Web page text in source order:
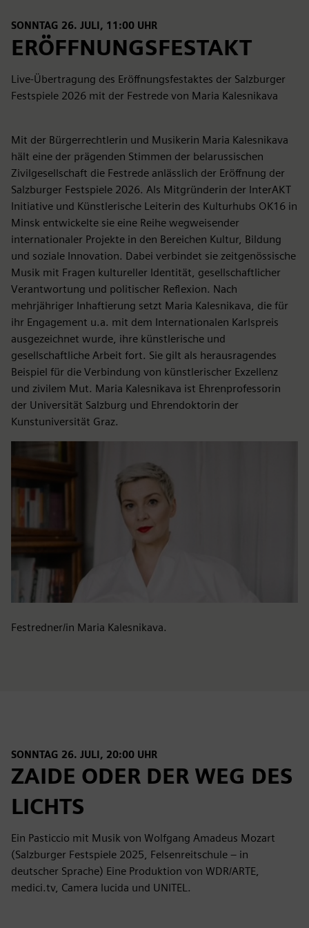
SONNTAG 26. JULI, 11:00 UHR
ERÖFFNUNGSFESTAKT
Live-Übertragung des Eröffnungsfestaktes der Salzburger
Festspiele 2026 mit der Festrede von Maria Kalesnikava
Mit der Bürgerrechtlerin und Musikerin Maria Kalesnikava
hält eine der prägenden Stimmen der belarussischen
Zivilgesellschaft die Festrede anlässlich der Eröffnung der
Salzburger Festspiele 2026. Als Mitgründerin der InterAKT
Initiative und Künstlerische Leiterin des Kulturhubs OK16 in
Minsk entwickelte sie eine Reihe wegweisender
internationaler Projekte in den Bereichen Kultur, Bildung
und soziale Innovation. Dabei verbindet sie zeitgenössische
Musik mit Fragen kultureller Identität, gesellschaftlicher
Verantwortung und politischer Reflexion. Nach
mehrjähriger Inhaftierung setzt Maria Kalesnikava, die für
ihr Engagement u.a. mit dem Internationalen Karlspreis
ausgezeichnet wurde, ihre künstlerische und
gesellschaftliche Arbeit fort. Sie gilt als herausragendes
Beispiel für die Verbindung von künstlerischer Exzellenz
und zivilem Mut. Maria Kalesnikava ist Ehrenprofessorin
der Universität Salzburg und Ehrendoktorin der
Kunstuniversität Graz.
Festredner/in Maria Kalesnikava.
SONNTAG 26. JULI, 20:00 UHR
ZAIDE ODER DER WEG DES
LICHTS
Ein Pasticcio mit Musik von Wolfgang Amadeus Mozart
(Salzburger Festspiele 2025, Felsenreitschule – in
deutscher Sprache) Eine Produktion von WDR/ARTE,
medici.tv, Camera lucida und UNITEL.